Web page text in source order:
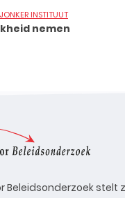
INSTITUUT
nemen
Beleidsonderzoek stelt